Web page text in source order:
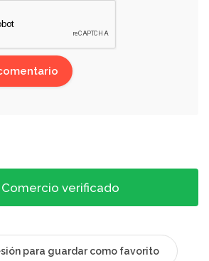
Comercio verificado
para guardar como favorito